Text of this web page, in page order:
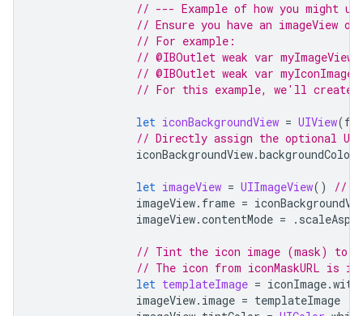
// --- Example of how you might
// Ensure you have an imageView
// For example:
// @IBOutlet weak var
// @IBOutlet weak var
// For this example, we'll create
let iconBackgroundView = UIView(
// Directly assign the optional
iconBackgroundView.backgroundColor
let imageView = UIImageView()
//
imageView. frame =
imageView.contentMode = .
// Tint the icon image (mask) to
// The icon from iconMaskURL is
let templateImage = iconImage.
imageView. image = templateImage